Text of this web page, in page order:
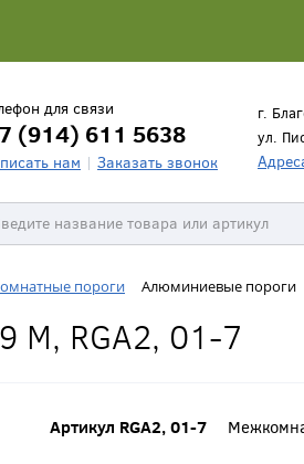
для связи
(914) 611 5638
нам Заказать звонок
г.
ул.
пороги Алюминиевые пороги
RGA2, 01-7
Артикул RGA2, 01-7